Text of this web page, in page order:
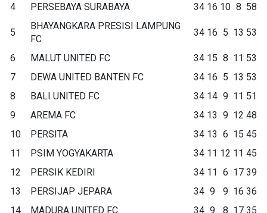
4
PERSEBAYA SURABAYA 34 16 10 8 58
5
BHAYANGKARA PRESISI LAMPUNG
FC
34 16 5 13 53
6 MALUT UNITED FC 34 15 8 11 53
7
DEWA UNITED BANTEN FC 34 16 5 13 53
8
BALI UNITED FC 34 14 9 11 51
9
AREMA FC 34 13 9 12 48
10
PERSITA 34 13 6 15 45
11
PSIM YOGYAKARTA 34 11 12 11 45
12
PERSIK KEDIRI 34 11 6 17 39
13
PERSIJAP JEPARA 34 9 9 16 36
14
MADURA UNITED FC 34 9 8 17 35